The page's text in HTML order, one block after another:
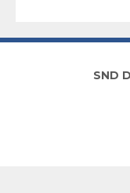
SND